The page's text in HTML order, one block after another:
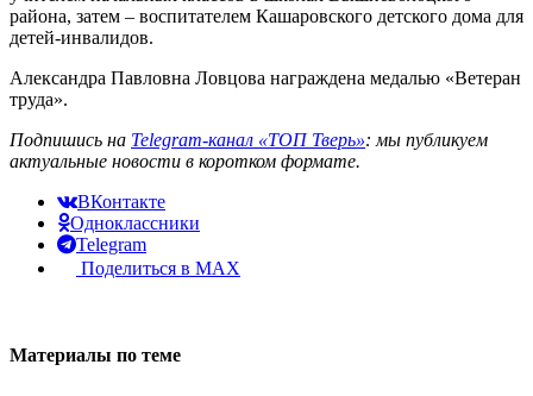
района, затем – воспитателем Кашаровского детского дома для
детей-инвалидов.
Александра Павловна Ловцова награждена медалью «Ветеран
труда».
Подпишись на Telegram-канал «ТОП Тверь»: мы публикуем
актуальные новости в коротком формате.
ВКонтакте
Одноклассники
Telegram
Поделиться в MAX
Материалы по теме